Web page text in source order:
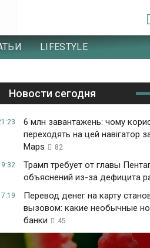
LIFESTYLE
Новости сегодня
6 млн завантажень: чому
переходять на цей навігатор
Maps
82
Трамп требует от главы
объяснений из-за дефицита
Перевод денег на карту
вызовом: какие необычные
банки
45